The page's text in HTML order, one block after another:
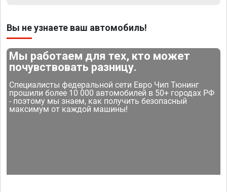
Вы не узнаете ваш автомобиль!
Мы работаем для тех, кто может
почувствовать разницу.
Специалисты федеральной сети Евро Чип Тюнинг
прошили более 10 000 автомобилей в 50+ городах РФ
- поэтому мы знаем, как получить безопасный
максимум от каждой машины!